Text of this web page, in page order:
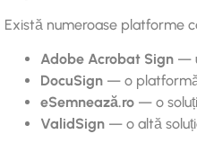
Există numeroase platforme
Adobe Acrobat Sign —
DocuSign — o platformă
eSemnează.ro — o
ValidSign — o altă